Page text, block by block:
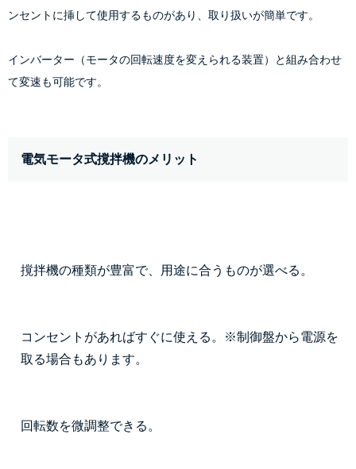
ンセントに挿して使用するものがあり、取り扱いが簡単です。
インバーター（モータの回転速度を変えられる装置）と組み合わせ
て変速も可能です。
電気モータ式撹拌機のメリット
撹拌機の種類が豊富で、用途に合うものが選べる。
コンセントがあればすぐに使える。※制御盤から電源を
取る場合もあります。
回転数を微調整できる。